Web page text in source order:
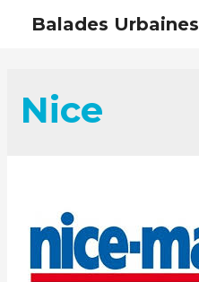
Balades Urbaines
Nice